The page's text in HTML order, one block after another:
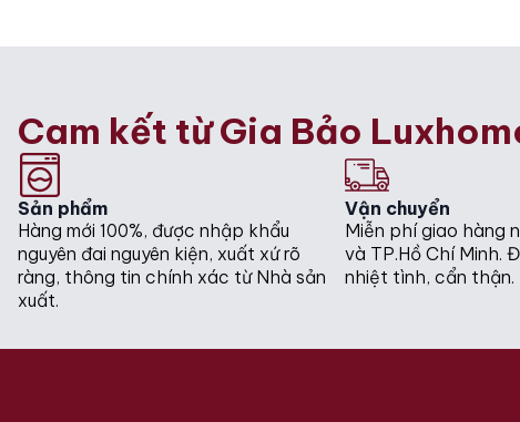
Cam kết từ Gia Bảo
Sản phẩm
Hàng mới 100%, được nhập khẩu
nguyên đai nguyên kiện, xuất xứ rõ
ràng, thông tin chính xác từ Nhà sản
xuất.
Vận chuyển
Miễn phí giao hàng
và TP.Hồ Chí Minh.
nhiệt tình, cẩn thận.